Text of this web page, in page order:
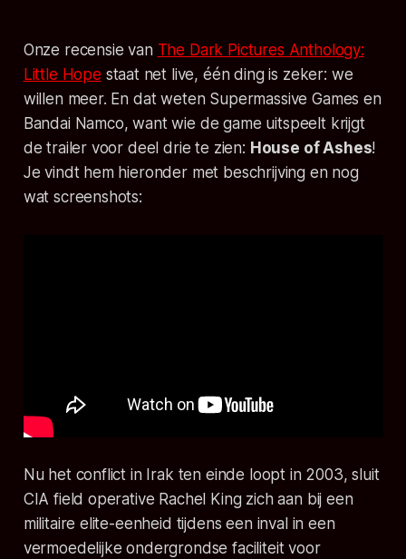
Onze recensie van The Dark Pictures Anthology:
Little Hope staat net live, één ding is zeker: we
willen meer. En dat weten Supermassive Games en
Bandai Namco, want wie de game uitspeelt krijgt
de trailer voor deel drie te zien: House of Ashes!
Je vindt hem hieronder met beschrijving en nog
wat screenshots:
Nu het conflict in Irak ten einde loopt in 2003, sluit
CIA field operative Rachel King zich aan bij een
militaire elite-eenheid tijdens een inval in een
vermoedelijke ondergrondse faciliteit voor